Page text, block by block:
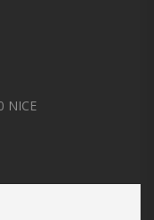
NICE